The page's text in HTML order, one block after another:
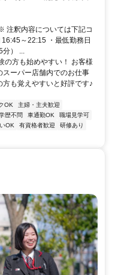
名南口徒歩約56分
注釈内容については下記コ
～22:15 ・最低勤務日
） ...
の方も始めやすい！ お客様
ーパー店舗内でのお仕事
も覚えやすいと好評です♪
OK
主婦・主夫歓迎
歴不問 車通勤OK
職場見学可
OK 有資格者歓迎
研修あり